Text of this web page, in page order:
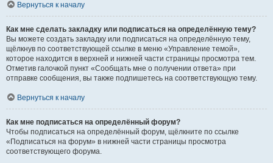
Вернуться к началу
Как мне сделать закладку или подписаться на определённую тему?
Вы можете создать закладку или подписаться на определённую тему,
щёлкнув по соответствующей ссылке в меню «Управление темой»,
которое находится в верхней и нижней части страницы просмотра тем.
Отметив галочкой пункт «Сообщать мне о получении ответа» при
отправке сообщения, вы также подпишетесь на соответствующую тему.
Вернуться к началу
Как мне подписаться на определённый форум?
Чтобы подписаться на определённый форум, щёлкните по ссылке
«Подписаться на форум» в нижней части страницы просмотра
соответствующего форума.